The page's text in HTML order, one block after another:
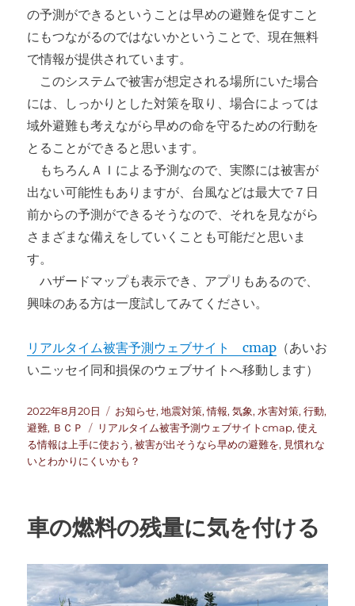
の予測ができるということは早めの避難を促すこと
にもつながるのではないかということで、現在無料
で情報が提供されています。
このシステムで被害が想定される場所にいた場合
には、しっかりとした対策を取り、場合によっては
域外避難も考えながら早めの命を守るための行動を
とることができると思います。
もちろんＡＩによる予測なので、実際には被害が
出ない可能性もありますが、台風などは最大で７日
前からの予測ができるそうなので、それを見ながら
さまざまな備えをしていくことも可能だと思いま
す。
ハザードマップも表示でき、アプリもあるので、
興味のある方は一度試してみてください。
リアルタイム被害予測ウェブサイト cmap （あいお
いニッセイ同和損保のウェブサイトへ移動します）
投
稿
日:
2022年8月20日
カ
テ
ゴ
リ
お知らせ,地震対策,情報,気象,水害対策,行動,
避難, ＢＣＰ
タ
グ
リアルタイム被害予測ウェブサイトcmap,使え
る情報は上手に使おう,被害が出そうなら早めの避難を, 見慣れな
いとわかりにくいかも？
車の燃料の残量に気を付ける